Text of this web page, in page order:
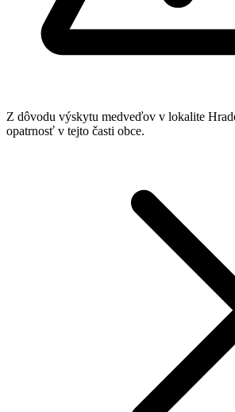
Z dôvodu výskytu medveďov v lokalite
opatrnosť v tejto časti obce.